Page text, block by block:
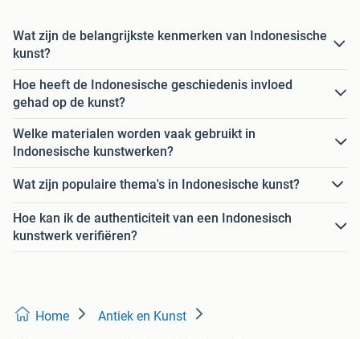
Wat zijn de belangrijkste kenmerken van Indonesische
kunst?
Hoe heeft de Indonesische geschiedenis invloed
gehad op de kunst?
Welke materialen worden vaak gebruikt in
Indonesische kunstwerken?
Wat zijn populaire thema's in Indonesische kunst?
Hoe kan ik de authenticiteit van een Indonesisch
kunstwerk verifiëren?
Home Antiek en Kunst